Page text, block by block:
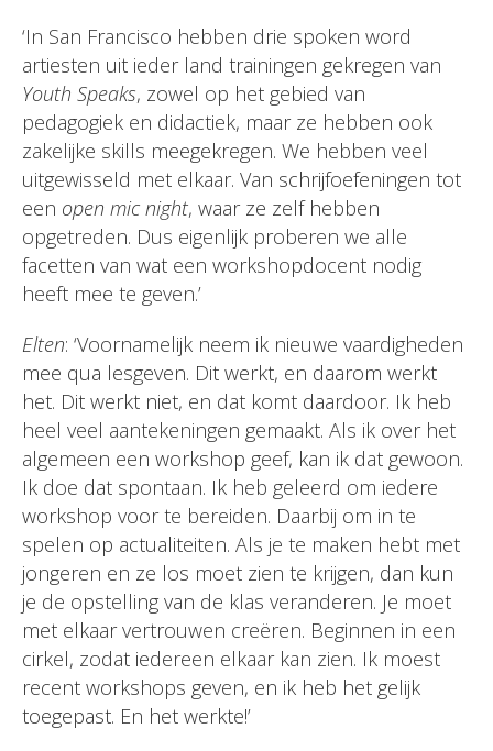
‘In San Francisco hebben drie spoken word
artiesten uit ieder land trainingen gekregen van
Youth Speaks, zowel op het gebied van
pedagogiek en didactiek, maar ze hebben ook
zakelijke skills meegekregen. We hebben veel
uitgewisseld met elkaar. Van schrijfoefeningen tot
een open mic night, waar ze zelf hebben
opgetreden. Dus eigenlijk proberen we alle
facetten van wat een workshopdocent nodig
heeft mee te geven.’
Elten: ‘Voornamelijk neem ik nieuwe vaardigheden
mee qua lesgeven. Dit werkt, en daarom werkt
het. Dit werkt niet, en dat komt daardoor. Ik heb
heel veel aantekeningen gemaakt. Als ik over het
algemeen een workshop geef, kan ik dat gewoon.
Ik doe dat spontaan. Ik heb geleerd om iedere
workshop voor te bereiden. Daarbij om in te
spelen op actualiteiten. Als je te maken hebt met
jongeren en ze los moet zien te krijgen, dan kun
je de opstelling van de klas veranderen. Je moet
met elkaar vertrouwen creëren. Beginnen in een
cirkel, zodat iedereen elkaar kan zien. Ik moest
recent workshops geven, en ik heb het gelijk
toegepast. En het werkte!’